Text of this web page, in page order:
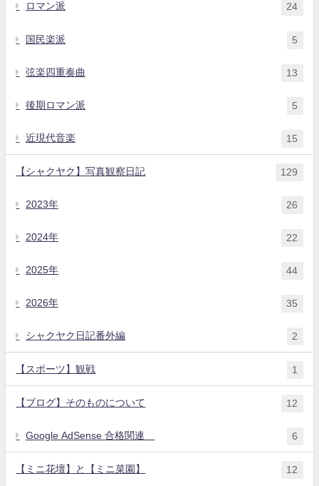
ロマン派 24
国民楽派 5
弦楽四重奏曲 13
後期ロマン派 5
近現代音楽 15
【シャクヤク】写真観察日記 129
2023年 26
2024年 22
2025年 44
2026年 35
シャクヤク日記番外編 2
【スポーツ】観戦 1
【ブログ】そのものについて 12
Google AdSense 合格関連 6
【ミニ花壇】と【ミニ菜園】 12